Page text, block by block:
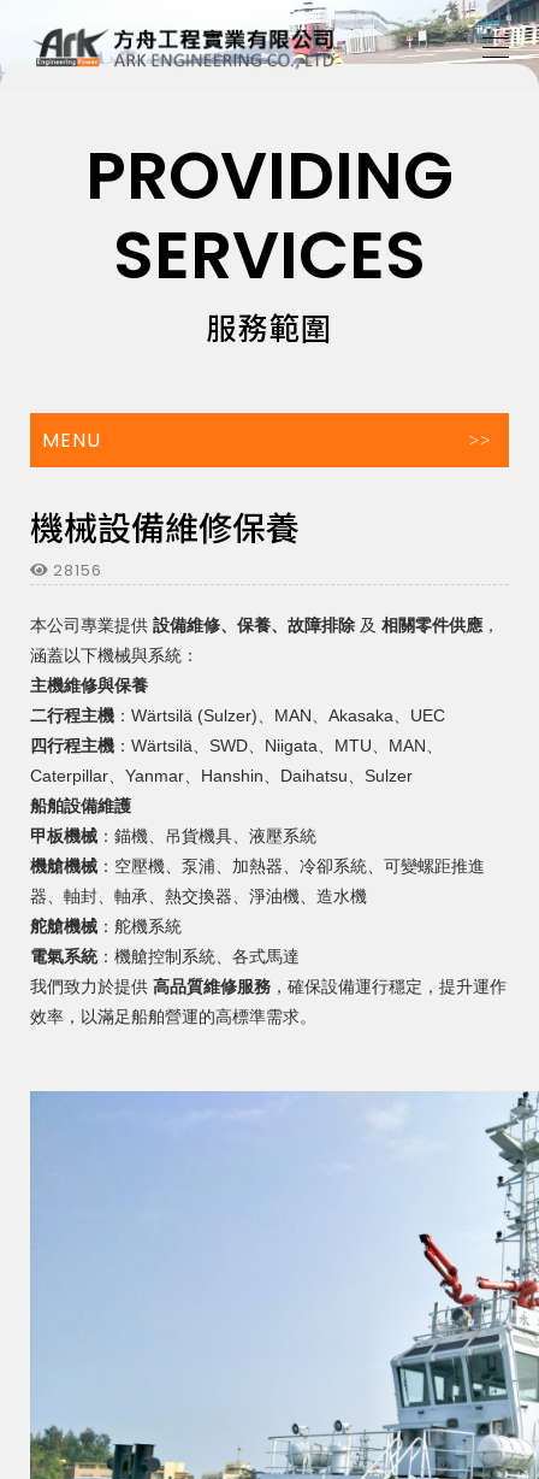
PROVIDING
SERVICES
服務範圍
MENU
機械設備維修保養
28156
本公司專業提供 設備維修、保養、故障排除 及 相關零件供應 ，
涵蓋以下機械與系統：
主機維修與保養
二行程主機 ：Wärtsilä (Sulzer)、MAN、Akasaka、UEC
四行程主機 ：Wärtsilä、SWD、Niigata、MTU、MAN、
Caterpillar、Yanmar、Hanshin、Daihatsu、Sulzer
船舶設備維護
甲板機械 ：錨機、吊貨機具、液壓系統
機艙機械 ：空壓機、泵浦、加熱器、冷卻系統、可變螺距推進
器、軸封、軸承、熱交換器、淨油機、造水機
舵艙機械 ：舵機系統
電氣系統：機艙控制系統、各式馬達
我們致力於提供 高品質維修服務 ，確保設備運行穩定，提升運作
效率，以滿足船舶營運的高標準需求。